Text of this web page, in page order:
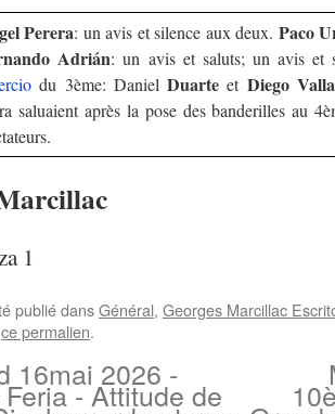
Perera: un avis et silence aux deux. Paco
Adrián: un avis et saluts; un avis et
du 3ème: DanielDuarte et Diego
saluaient après la pose des banderilles au
1
publié dansGénéral, Georges Marcillac
ce permalien.
16mai 2026 -
- Attitude de